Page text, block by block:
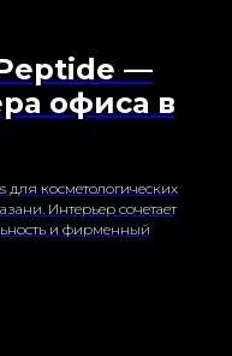
—
офиса в
косметологических
Интерьер сочетает
и фирменный